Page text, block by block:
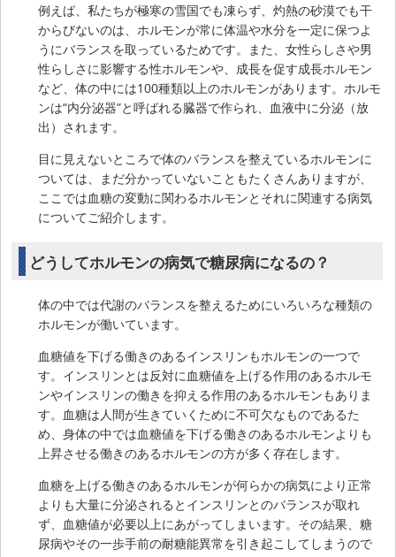
例えば、私たちが極寒の雪国でも凍らず、灼熱の砂漠でも干
からびないのは、ホルモンが常に体温や水分を一定に保つよ
うにバランスを取っているためです。また、女性らしさや男
性らしさに影響する性ホルモンや、成長を促す成長ホルモン
など、体の中には100種類以上のホルモンがあります。ホルモ
ンは“内分泌器”と呼ばれる臓器で作られ、血液中に分泌（放
出）されます。
目に見えないところで体のバランスを整えているホルモンに
ついては、まだ分かっていないこともたくさんありますが、
ここでは血糖の変動に関わるホルモンとそれに関連する病気
についてご紹介します。
どうしてホルモンの病気で糖尿病になるの？
体の中では代謝のバランスを整えるためにいろいろな種類の
ホルモンが働いています。
血糖値を下げる働きのあるインスリンもホルモンの一つで
す。インスリンとは反対に血糖値を上げる作用のあるホルモ
ンやインスリンの働きを抑える作用のあるホルモンもありま
す。血糖は人間が生きていくために不可欠なものであるた
め、身体の中では血糖値を下げる働きのあるホルモンよりも
上昇させる働きのあるホルモンの方が多く存在します。
血糖を上げる働きのあるホルモンが何らかの病気により正常
よりも大量に分泌されるとインスリンとのバランスが取れ
ず、血糖値が必要以上にあがってしまいます。その結果、糖
尿病やその一歩手前の耐糖能異常を引き起こしてしまうので